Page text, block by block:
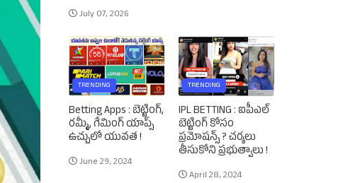
July 07, 2026
TRENDING
Betting Apps : బెట్టింగ్‌,
రమ్మీ, గేమింగ్‌ యాప్స్‌
ఉచ్చులో యువత !
June 29, 2024
TRENDING
IPL BETTING : ఐపీఎల్‌
బెట్టింగ్‌ కోసం
ప్రమోషన్స్‌ ? చర్యలు
తీసుకోని ప్రభుత్వాలు !
April 28, 2024